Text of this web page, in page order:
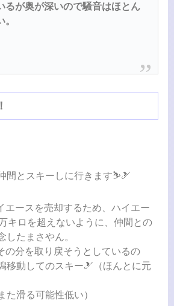
るが奥が深いので騒音はほとん
間とスキーしに行きます⛷️🎿
エースを売却するため、ハイエー
キロを超えないように、仲間との
したまさやん。
の分を取り戻そうとしているの
移動してのスキー🎿（ほんとに元
た滑る可能性低い）